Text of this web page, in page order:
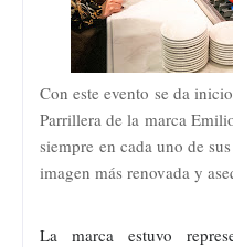
Con este evento se da
Parrillera de la marca
siempre en cada uno de
imagen más renovada y
La marca estuvo